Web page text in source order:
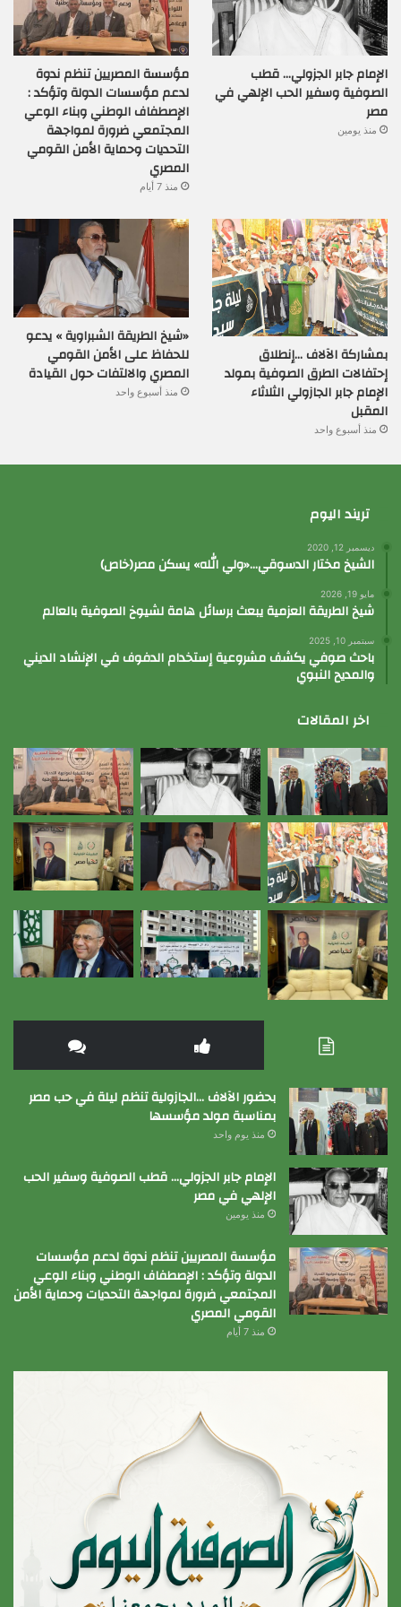
الإمام جابر الجزولي… قطب
الصوفية وسفير الحب الإلهي في
مصر
منذ يومين
مؤسسة المصريين تنظم ندوة
لدعم مؤسسات الدولة وتؤكد :
الإصطفاف الوطني وبناء الوعي
المجتمعي ضرورة لمواجهة
التحديات وحماية الأمن القومي
المصري
منذ 7 أيام
بمشاركة الآلاف …إنطلاق
إحتفالات الطرق الصوفية بمولد
الإمام جابر الجازولي الثلاثاء
المقبل
منذ أسبوع واحد
«شيخ الطريقة الشبراوية » يدعو
للحفاظ على الأمن القومي
المصري والالتفات حول القيادة
منذ أسبوع واحد
تريند اليوم
ديسمبر 12, 2020
الشيخ مختار الدسوقي…«ولي الله» يسكن مصر(خاص)
مايو 19, 2026
شيخ الطريقة العزمية يبعث برسائل هامة لشيوخ الصوفية بالعالم
سبتمبر 10, 2025
باحث صوفي يكشف مشروعية إستخدام الدفوف في الإنشاد الديني
والمديح النبوي
اخر المقالات
بحضور الآلاف …الجازولية تنظم ليلة في حب مصر
بمناسبة مولد مؤسسها
منذ يوم واحد
الإمام جابر الجزولي… قطب الصوفية وسفير الحب
الإلهي في مصر
منذ يومين
مؤسسة المصريين تنظم ندوة لدعم مؤسسات
الدولة وتؤكد : الإصطفاف الوطني وبناء الوعي
المجتمعي ضرورة لمواجهة التحديات وحماية الأمن
القومي المصري
منذ 7 أيام